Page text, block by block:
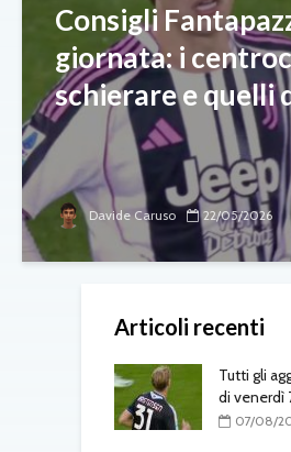
Consigli
giornata: i
schierare e quelli
Davide Caruso 22/05/2026
Articoli recenti
Tutti gli
di venerdì
07/08/